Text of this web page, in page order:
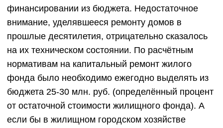
финансировании из бюджета. Недостаточное
внимание, уделявшееся ремонту домов в
прошлые десятилетия, отрицательно сказалось
на их техническом состоянии. По расчётным
нормативам на капитальный ремонт жилого
фонда было необходимо ежегодно выделять из
бюджета 25-30 млн. руб. (определённый процент
от остаточной стоимости жилищного фонда). А
если бы в жилищном городском хозяйстве